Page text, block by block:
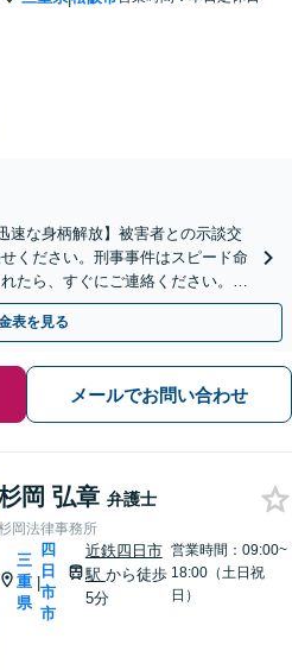
速な身柄解放】被害者との示談交
ください。刑事事件はスピード命
たら、すぐにご連絡ください。
休日面談可】
表を見る
メールでお問い合わせ
岡 弘章 弁護士
岡法律事務所
三
重
県
|
四
日
市
市
近鉄四日市
駅 から徒歩
5分
営業時間：09:00~
18:00（土日祝
日）